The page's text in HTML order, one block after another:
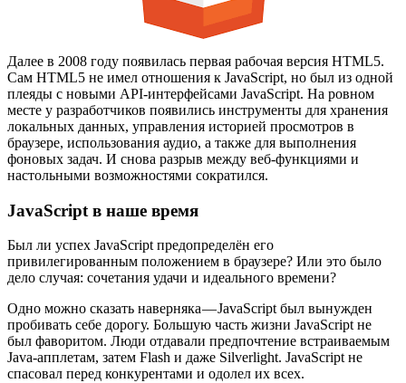
Далее в 2008 году появилась первая рабочая версия HTML5.
Сам HTML5 не имел отношения к JavaScript, но был из одной
плеяды с новыми API-интерфейсами JavaScript. На ровном
месте у разработчиков появились инструменты для хранения
локальных данных, управления историей просмотров в
браузере, использования аудио, а также для выполнения
фоновых задач. И снова разрыв между веб-функциями и
настольными возможностями сократился.
JavaScript в наше время
Был ли успех JavaScript предопределён его
привилегированным положением в браузере? Или это было
дело случая: сочетания удачи и идеального времени?
Одно можно сказать наверняка — JavaScript был вынужден
пробивать себе дорогу. Большую часть жизни JavaScript не
был фаворитом. Люди отдавали предпочтение встраиваемым
Java-апплетам, затем Flash и даже Silverlight. JavaScript не
спасовал перед конкурентами и одолел их всех.